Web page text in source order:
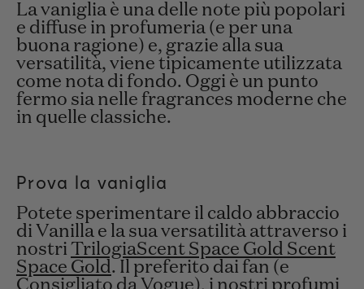
La vaniglia è una delle note più popolari
e diffuse in profumeria (e per una
buona ragione) e, grazie alla sua
versatilità, viene tipicamente utilizzata
come nota di fondo. Oggi è un punto
fermo sia nelle fragrances moderne che
in quelle classiche.
Prova la vaniglia
Potete sperimentare il caldo abbraccio
di Vanilla e la sua versatilità attraverso i
nostri TrilogiaScent Space Gold Scent
Space Gold. Il preferito dai fan (e